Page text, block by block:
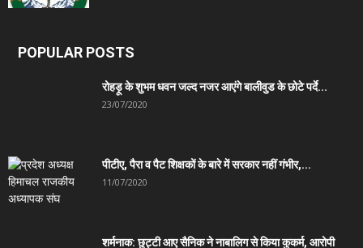
POPULAR POSTS
रोहड़ू के शुभम धवन जल्द नजर आएंगे बालीवुड के छोटे पर्दे...
23/07/2020
पीटीए, पैरा व पैट शिक्षकों के बारे में सरकार नहीं गंभीर,...
11/07/2020
शर्मनाक: छुट्टी आए सैनिक ने नाबालिग से किया कुकर्म, आरोपी